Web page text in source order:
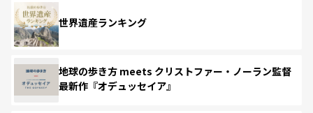
世界遺産ランキング
地球の歩き方 meets クリストファー・ノーラン監督
最新作『オデュッセイア』